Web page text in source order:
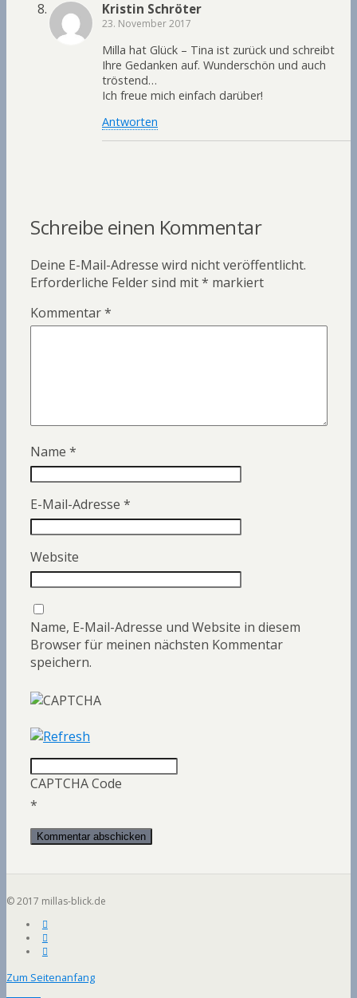
Kristin Schröter
23. November 2017
Milla hat Glück – Tina ist zurück und schreibt
Ihre Gedanken auf. Wunderschön und auch
tröstend…
Ich freue mich einfach darüber!
Antworten
Schreibe einen Kommentar
Deine E-Mail-Adresse wird nicht veröffentlicht.
Erforderliche Felder sind mit* markiert
Kommentar*
Name *
E-Mail-Adresse *
Website
Name, E-Mail-Adresse und Website in diesem
Browser für meinen nächsten Kommentar
speichern.
CAPTCHA Code
*
© 2017 millas-blick.de
Zum Seitenanfang